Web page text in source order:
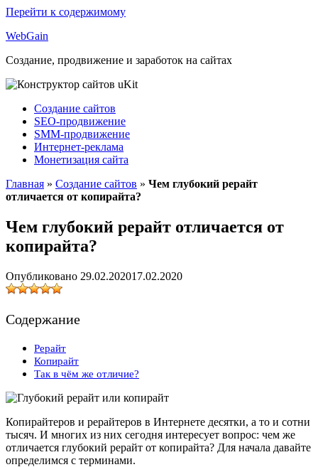
Перейти к содержимому
WebGain
Создание, продвижение и заработок на сайтах
Создание сайтов
SEO-продвижение
SMM-продвижение
Интернет-реклама
Монетизация сайта
Главная » Создание сайтов » Чем глубокий рерайт
отличается от копирайта?
Чем глубокий рерайт отличается от
копирайта?
Опубликовано 29.02.202017.02.2020
Содержание
Рерайт
Копирайт
Так в чём же отличие?
Копирайтеров и рерайтеров в Интернете десятки, а то и сотни
тысяч. И многих из них сегодня интересует вопрос: чем же
отличается глубокий рерайт от копирайта? Для начала давайте
определимся с терминами.